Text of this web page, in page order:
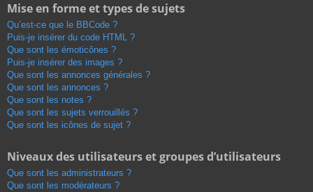
Mise en forme et types de sujets
Qu’est-ce que le BBCode ?
Puis-je insérer du code HTML ?
Que sont les émoticônes ?
Puis-je insérer des images ?
Que sont les annonces générales ?
Que sont les annonces ?
Que sont les notes ?
Que sont les sujets verrouillés ?
Que sont les icônes de sujet ?
Niveaux des utilisateurs et groupes d’utilisateurs
Que sont les administrateurs ?
Que sont les modérateurs ?